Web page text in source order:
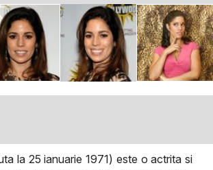
la 25 ianuarie 1971) este o actrita si